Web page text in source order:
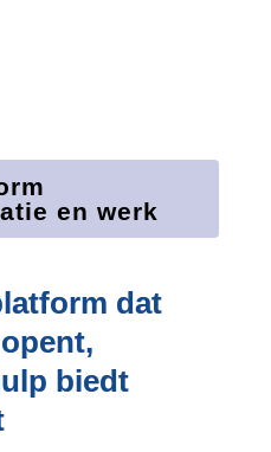
en werk
dat
biedt